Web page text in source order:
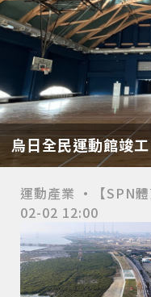
烏日全民運動館竣
運動產業 •【SPN
02-02 12:00